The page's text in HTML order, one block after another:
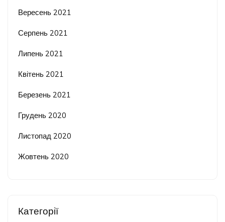
Вересень 2021
Серпень 2021
Липень 2021
Квітень 2021
Березень 2021
Грудень 2020
Листопад 2020
Жовтень 2020
Категорії